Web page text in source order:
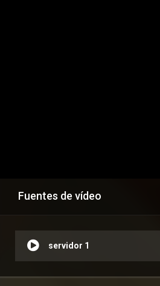
Fuentes de vídeo
servidor 1